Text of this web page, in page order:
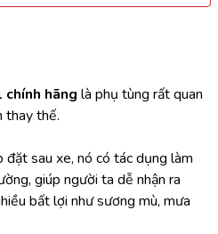
hãng là phụ tùng rất quan
thay thế.
sau xe, nó có tác dụng làm
giúp người ta dễ nhận ra
bất lợi như sương mù, mưa